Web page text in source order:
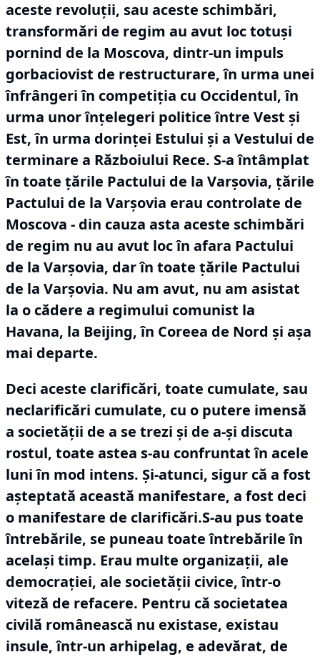
aceste revoluții, sau aceste schimbări,
transformări de regim au avut loc totuși
pornind de la Moscova, dintr-un impuls
gorbaciovist de restructurare, în urma unei
înfrângeri în competiția cu Occidentul, în
urma unor înțelegeri politice între Vest și
Est, în urma dorinței Estului și a Vestului de
terminare a Războiului Rece. S-a întâmplat
în toate țările Pactului de la Varșovia, țările
Pactului de la Varșovia erau controlate de
Moscova - din cauza asta aceste schimbări
de regim nu au avut loc în afara Pactului
de la Varșovia, dar în toate țările Pactului
de la Varșovia. Nu am avut, nu am asistat
la o cădere a regimului comunist la
Havana, la Beijing, în Coreea de Nord și așa
mai departe.
Deci aceste clarificări, toate cumulate, sau
neclarificări cumulate, cu o putere imensă
a societății de a se trezi și de a-și discuta
rostul, toate astea s-au confruntat în acele
luni în mod intens. Și-atunci, sigur că a fost
așteptată această manifestare, a fost deci
o manifestare de clarificări.S-au pus toate
întrebările, se puneau toate întrebările în
același timp. Erau multe organizații, ale
democrației, ale societății civice, într-o
viteză de refacere. Pentru că societatea
civilă românească nu existase, existau
insule, într-un arhipelag, e adevărat, de